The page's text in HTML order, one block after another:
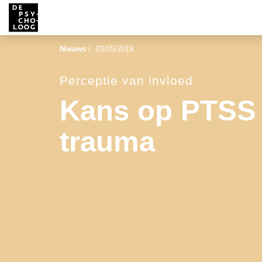
Nieuws / 03/05/2019
Perceptie van invloed
Kans op
trauma